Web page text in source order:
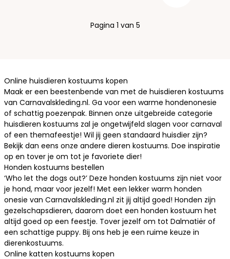
Pagina 1 van 5
Online huisdieren kostuums kopen
Maak er een beestenbende van met de huisdieren kostuums
van Carnavalskleding.nl. Ga voor een warme hondenonesie
of schattig poezenpak. Binnen onze uitgebreide categorie
huisdieren kostuums zal je ongetwijfeld slagen voor carnaval
of een themafeestje! Wil jij geen standaard huisdier zijn?
Bekijk dan eens onze andere dieren kostuums. Doe inspiratie
op en tover je om tot je favoriete dier!
Honden kostuums bestellen
‘Who let the dogs out?’ Deze honden kostuums zijn niet voor
je hond, maar voor jezelf! Met een lekker warm honden
onesie van Carnavalskleding.nl zit jij altijd goed! Honden zijn
gezelschapsdieren, daarom doet een honden kostuum het
altijd goed op een feestje. Tover jezelf om tot Dalmatiër of
een schattige puppy. Bij ons heb je een ruime keuze in
dierenkostuums.
Online katten kostuums kopen